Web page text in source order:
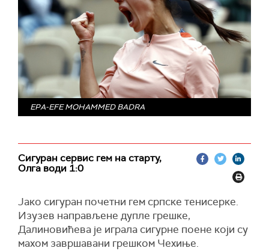
EPA-EFE MOHAMMED BADRA
Сигуран сервис гем на старту,
Олга води 1:0
Јако сигуран почетни гем српске тенисерке.
Изузев направљене дупле грешке,
Далиновићева је играла сигурне поене који су
махом завршавани грешком Чехиње.